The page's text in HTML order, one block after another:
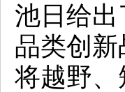
池日给出
品类创
将越野